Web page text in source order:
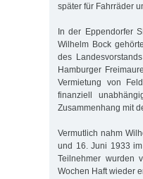
später für Fahrräder
In der Eppendorfer
Wilhelm Bock
des
Hamburger
Vermietung von
finanziell
Zusammenhang mit
Vermutlich nahm
und 16. Juni 1933
Teil­nehmer wurden
Wochen Haft wieder